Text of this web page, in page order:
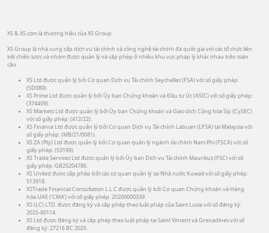
XS & XS.com là thương hiệu của XS Group.
XS Group là nhà cung cấp dịch vụ tài chính và công nghệ tài chính đa quốc gia với các tổ chức liên
kết chiến lược và nhóm được quản lý và cấp phép ở nhiều khu vực pháp lý khác nhau trên toàn
cầu.
XS Ltd được quản lý bởi Cơ quan Dịch vụ Tài chính Seychelles (FSA) với số giấy phép:
(SD089).
XS Prime Ltd được quản lý bởi Ủy ban Chứng khoán và Đầu tư Úc (ASIC) với số giấy phép:
(374409).
XS Markets Ltd được quản lý bởi Ủy ban Chứng khoán và Giao dịch Cộng hòa Síp (CySEC)
với số giấy phép: (412/22).
XS Finance Ltd được quản lý bởi Cơ quan Dịch vụ Tài chính Labuan (LFSA) tại Malaysia với
số giấy phép: (MB/21/0081).
XS ZA (Pty) Ltd được quản lý bởi Cơ quan quản lý ngành tài chính Nam Phi (FSCA) với số
giấy phép: (53199).
XS Trade Services Ltd được quản lý bởi Ủy ban Dịch vụ Tài chính Mauritius (FSC) với số
giấy phép: GB25204786.
XS United được cấp phép bởi các cơ quan quản lý tại Nhà nước Kuwait với số giấy phép:
513918.
XSTrade Financial Consultation L.L.C được quản lý bởi Cơ quan Chứng khoán và Hàng
hóa UAE (‘CMA’) với số giấy phép: 20200000339.
XS (LC) LTD. được đăng ký và cấp phép theo luật pháp của Saint Lucia với số đăng ký:
2025-00114.
XS Ltd được đăng ký và cấp phép theo luật pháp tại Saint Vincent và Grenadines với số
đăng ký: 27216 BC 2025.